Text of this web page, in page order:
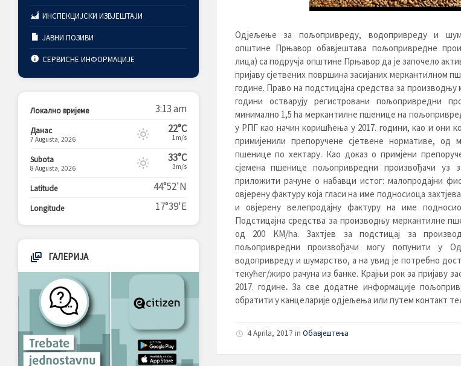
Одјељење за пољопривреду, водопривреду и
општине Прњавор обавјештава пољопривредне
лица) са подручја општине Прњавор да је започело
пријаву сјетвених површина засијаних меркантилном
године. Право на подстицајна средства за
години остварују регистровани пољопривредни
минимално 1,5 ha меркантилне пшенице на
у РПГ као начин коришћења у 2017. години, као и они
примијенили препоручене сјетвене нормативе, од
пшенице по хектару. Као доказ о примјени
сјемена пшенице пољопривредни произвођачи уз
приложити рачуне о набавци истог: малопродајни
овјерену фактуру која гласи на име подносиоца
и овјерену велепродајну фактуру на име
Подстицајна средства за производњу меркантилне
од 200 KM/ha. Захтјев за подстицај за
пољопривредни произвођачи могу попунити у
водопривреду и шумарство, а на увид је потребно
текућег/жиро рачуна из банке. Крајњи рок за пријаву
2017. године.За све додатне информације
обратити у канцеларије одјељења или путем контакт
4 Aprila, 2017 in Обавјештења
ИНСПЕКЦИЈСКИ ИЗВЈЕШТАЈИ
ЈАВНИ ПОЗИВИ
СЕРВИСНЕ ИНФОРМАЦИЈЕ
Локално вријеме 3:13 am
Данас
7 Augusta, 2026
22°C
1m/s
Subota
8 Augusta, 2026
33°C
3m/s
Latitude 44°52'N
Longitude 17°39'E
ГАЛЕРИЈА